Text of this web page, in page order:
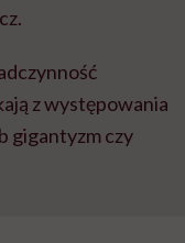
z występowania
gigantyzm czy